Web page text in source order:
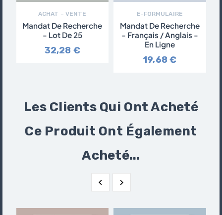
ACHAT – VENTE
Mandat De Recherche
- Lot De 25
32,28 €
E-FORMULAIRE
Mandat De Recherche
- Français / Anglais -
En Ligne
19,68 €
Les Clients Qui Ont Acheté
Ce Produit Ont Également
Acheté...
 